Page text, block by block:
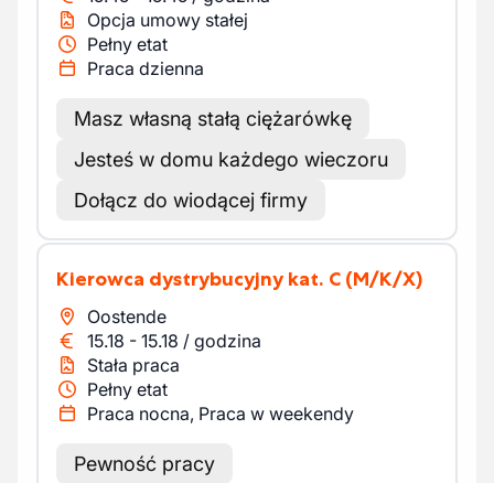
Opcja umowy stałej
Pełny etat
Praca dzienna
Masz własną stałą ciężarówkę
Jesteś w domu każdego wieczoru
Dołącz do wiodącej firmy
Kierowca dystrybucyjny kat. C (M/K/X)
Oostende
15.18 - 15.18 / godzina
Stała praca
Pełny etat
Praca nocna, Praca w weekendy
Pewność pracy